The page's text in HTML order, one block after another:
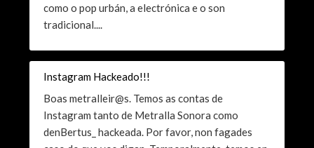
como o pop urbán, a electrónica e o son
tradicional....
Instagram Hackeado!!!
Boas metralleir@s. Temos as contas de
Instagram tanto de Metralla Sonora como
denBertus_ hackeada. Por favor, non fagades